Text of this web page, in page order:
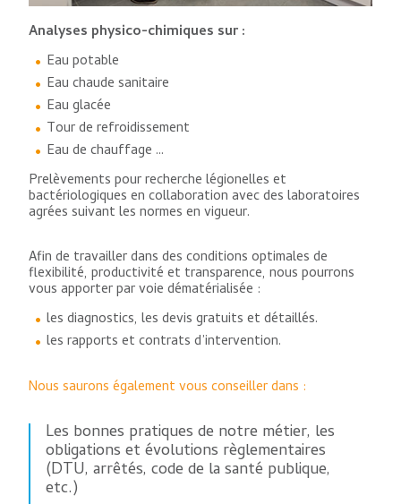
Analyses physico-chimiques sur :
Eau potable
Eau chaude sanitaire
Eau glacée
Tour de refroidissement
Eau de chauffage …
Prelèvements pour recherche légionelles et
bactériologiques en collaboration avec des laboratoires
agrées suivant les normes en vigueur.
Afin de travailler dans des conditions optimales de
flexibilité, productivité et transparence, nous pourrons
vous apporter par voie dématérialisée :
les diagnostics, les devis gratuits et détaillés.
les rapports et contrats d’intervention.
Nous saurons également vous conseiller dans :
Les bonnes pratiques de notre métier, les
obligations et évolutions règlementaires
(DTU, arrêtés, code de la santé publique,
etc.)